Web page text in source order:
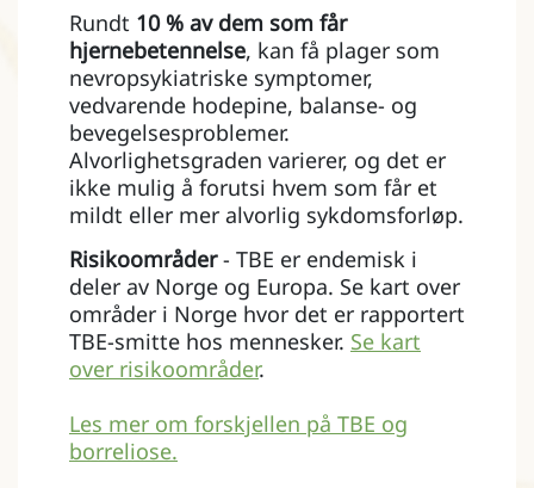
Rundt 10 % av dem som får
hjernebetennelse, kan få plager som
nevropsykiatriske symptomer,
vedvarende hodepine, balanse‑ og
bevegelsesproblemer.
Alvorlighetsgraden varierer, og det er
ikke mulig å forutsi hvem som får et
mildt eller mer alvorlig sykdomsforløp.
Risikoområder- TBE er endemisk i
deler av Norge og Europa. Se kart over
områder i Norge hvor det er rapportert
TBE-smitte hos mennesker. Se kart
over risikoområder.
Les mer om forskjellen på TBE og
borreliose.